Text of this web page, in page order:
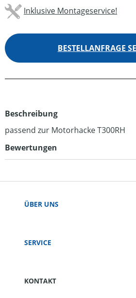
Inklusive Montageservice!
BESTELLANFRAGE
Beschreibung
passend zur Motorhacke T300RH
Bewertungen
ÜBER UNS
SERVICE
KONTAKT